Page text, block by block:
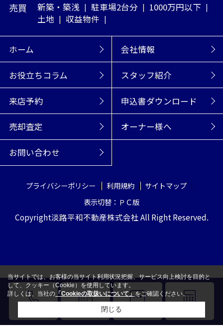
売買 新築・築浅 駐車場2台分
1000万円以下
土地
収益物件
ホーム 会社情報
お役立ちコラム スタッフ紹介
来店予約 申込書ダウンロード
売却査定 オーナー様へ
お問い合わせ
プライバシーポリシー 利用規約
サイトマップ
表示切替：ＰＣ版
Copyright淡路平和不動産株式会社 All Right Reserved.
当サイトでは、お客様の当サイト利用状況把握、サービス向上検討を目的と
して、クッキー（Cookie）を使用しています。
詳しくは、当社の 「Cookieの取扱いについて」 をご確認ください。
閉じる